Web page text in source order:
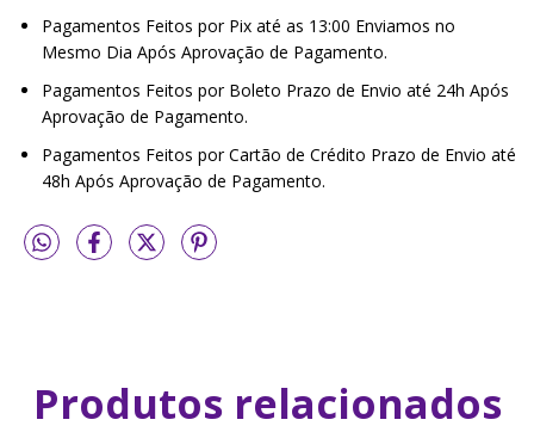
Pagamentos Feitos por Pix até as 13:00 Enviamos no
Mesmo Dia Após Aprovação de Pagamento.
Pagamentos Feitos por Boleto Prazo de Envio até 24h Após
Aprovação de Pagamento.
Pagamentos Feitos por Cartão de Crédito Prazo de Envio até
48h Após Aprovação de Pagamento.
Produtos relacionados